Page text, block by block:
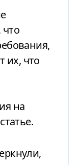
их, что
на